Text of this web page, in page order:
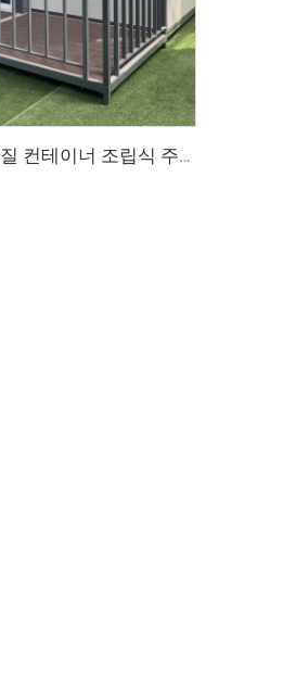
일반 빠른 확장형 중국 품질 컨테이너 조립식 주택 20/40FT 모던 확장형 컨테이너 하우스 (욕실 포함)